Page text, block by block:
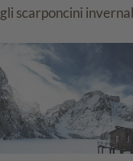
gli scarponcini